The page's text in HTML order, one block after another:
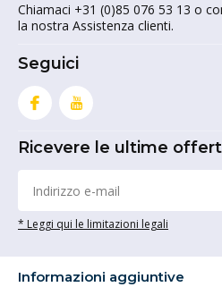
Chiamaci +31 (0)85 076 53 13 o
la nostra Assistenza clienti.
Seguici
Ricevere le ultime
* Leggi qui le limitazioni legali
Informazioni aggiuntive